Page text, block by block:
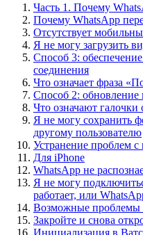
Часть 1. Почему
Почему WhatsApp
Отсутствует
Я не могу загрузить
Способ 3:
соединения
Что означает фраза
Способ 2: обновление
Что означают галочки
Я не могу сохранить
другому пользователю
Устранение проблем
Для iPhone
WhatsApp не
Я не могу
работает, или
Возможные проблемы
Закройте и снова
Инициализация в